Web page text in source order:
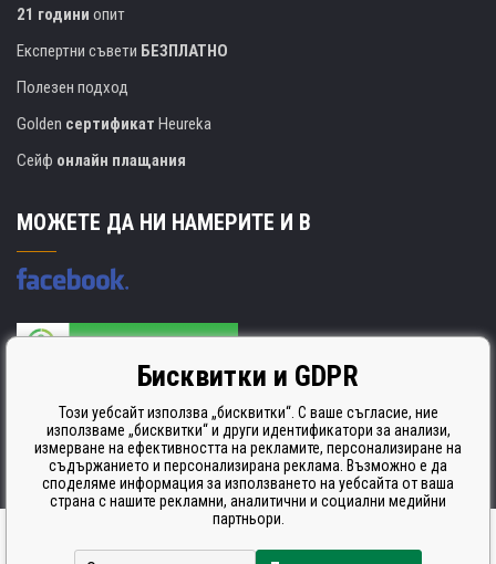
21 години опит
Експертни съвети БЕЗПЛАТНО
Полезен подход
Golden сертификат Heureka
Сейф онлайн плащания
МОЖЕТЕ ДА НИ НАМЕРИТЕ И В
Производителят на касети е сертифициран
ISO 9001. ISO 14001 и STMC.
Ecommerce solutionsBINARGON.cz
Бисквитки и GDPR
Този уебсайт използва „бисквитки“. С ваше съгласие, ние
използваме „бисквитки“ и други идентификатори за анализи,
измерване на ефективността на рекламите, персонализиране на
съдържанието и персонализирана реклама. Възможно е да
споделяме информация за използването на уебсайта от ваша
страна с нашите рекламни, аналитични и социални медийни
партньори.